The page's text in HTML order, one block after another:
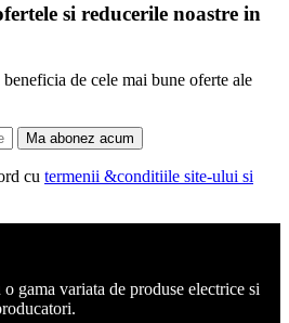
si reducerile noastre in
de cele mai bune oferte ale
Ma abonez acum
cu termenii &conditiile site-ului si
gama variata de produse electrice si